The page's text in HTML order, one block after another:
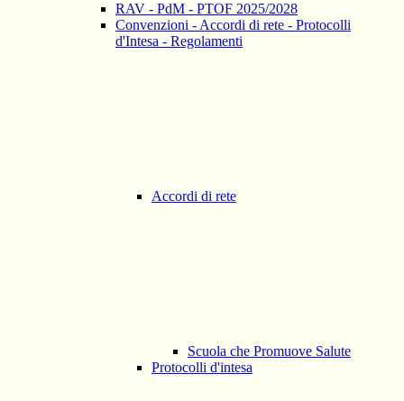
RAV - PdM - PTOF 2025/2028
Convenzioni - Accordi di rete - Protocolli
d'Intesa - Regolamenti
Accordi di rete
Scuola che Promuove Salute
Protocolli d'intesa